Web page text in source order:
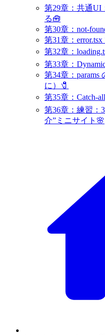
第29章：共通UI
る🧰
第30章：not-
第31章：
第32章：
第33章：
第34章：params
に）🧷
第35章：Catch-
第36章：練習：
介”ミニサイト🌸